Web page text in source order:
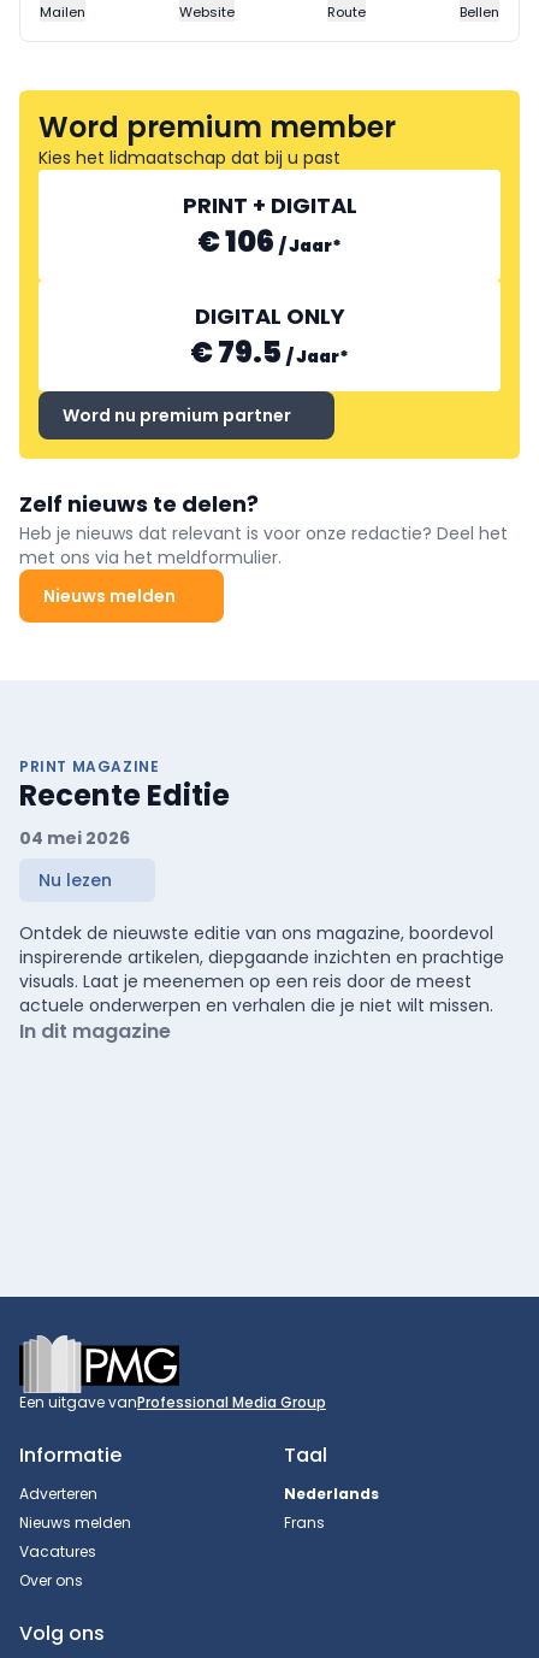
Mailen Website Route Bellen
Word premium member
Kies het lidmaatschap dat bij u past
PRINT + DIGITAL
€ 106 /Jaar*
DIGITAL ONLY
€ 79.5 /Jaar*
Word nu premium partner
Zelf nieuws te delen?
Heb je nieuws dat relevant is voor onze redactie? Deel het
met ons via het meldformulier.
Nieuws melden
PRINT MAGAZINE
Recente Editie
04 mei 2026
Nu lezen
Ontdek de nieuwste editie van ons magazine, boordevol
inspirerende artikelen, diepgaande inzichten en prachtige
visuals. Laat je meenemen op een reis door de meest
actuele onderwerpen en verhalen die je niet wilt missen.
In dit magazine
Footer
Een uitgave vanProfessional Media Group
Informatie
Adverteren
Nieuws melden
Vacatures
Over ons
Taal
Nederlands
Frans
Volg ons